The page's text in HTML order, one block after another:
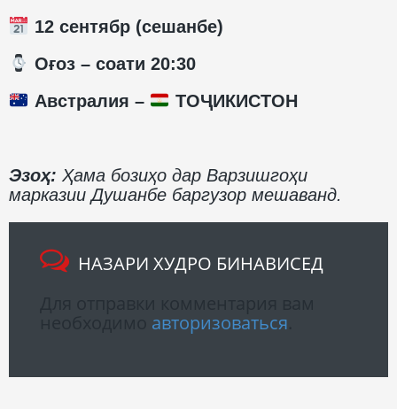
12 сентябр (сешанбе)
️ Оғоз – соати 20:30
Австралия –
ТОҶИКИСТОН
Эзоҳ: Ҳама бозиҳо дар Варзишгоҳи
марказии Душанбе баргузор мешаванд.
НАЗАРИ ХУДРО БИНАВИСЕД
авторизоваться